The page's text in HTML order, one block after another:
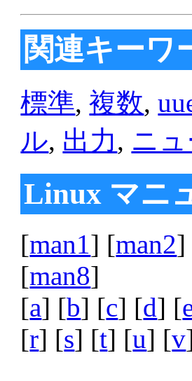
関連キーワ
標準,複数,
ル, 出力, ニ
Linux マニ
[man1] [man2]
[man8]
[a] [b] [c] [d] [
[r] [s] [t] [u] [v